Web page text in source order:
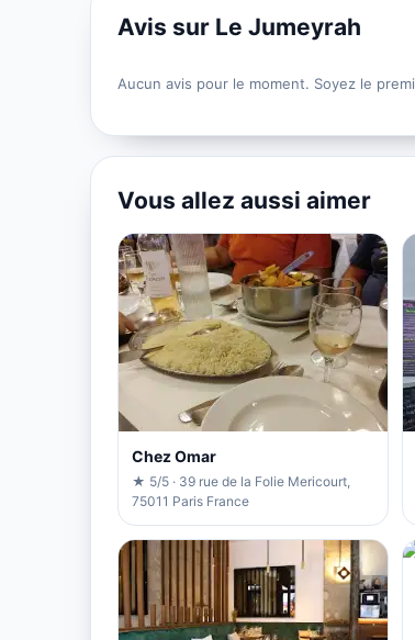
Avis sur Le Jumeyrah
Aucun avis pour le moment. Soyez le
Vous allez aussi aimer
Chez Omar
★ 5/5 · 39 rue de la Folie Mericourt,
75011 Paris France